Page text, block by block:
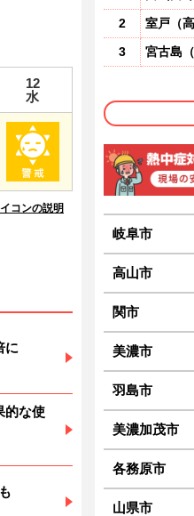
12
水
コンの説明
に
的な使
2
室戸 （
3
宮古島 （
岐阜市
高山市
関市
美濃市
羽島市
美濃加茂市
各務原市
山県市